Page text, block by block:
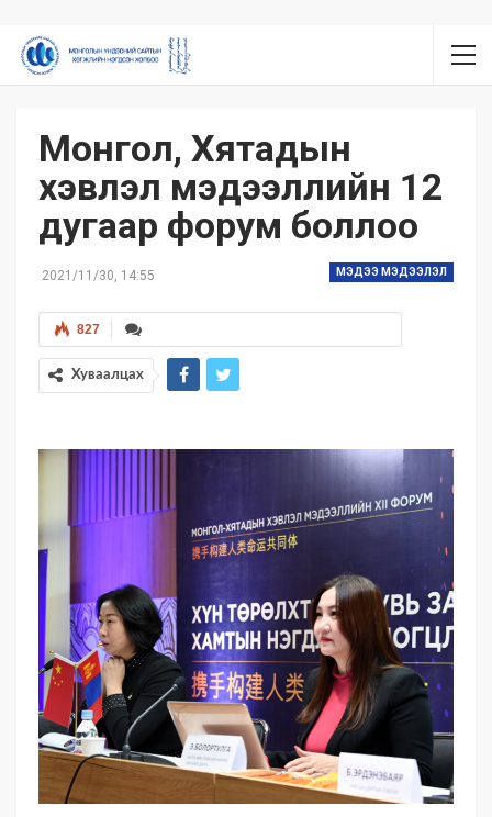
Монгол, Хятадын
хэвлэл мэдээллийн 12
дугаар форум боллоо
МЭДЭЭ МЭДЭЭЛЭЛ
2021/11/30, 14:55
827
Хуваалцах